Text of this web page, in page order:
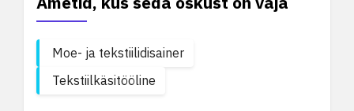
Moe- ja tekstiilidisainer
Tekstiilkäsitööline